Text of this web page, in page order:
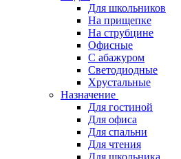
Для школьников
На прищепке
На струбцине
Офисные
С абажуром
Светодиодные
Хрустальные
Назначение
Для гостиной
Для офиса
Для спальни
Для чтения
Для школьника